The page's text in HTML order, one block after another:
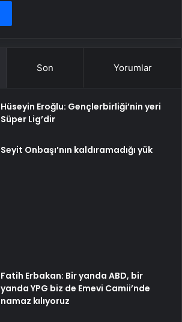
Son Yorumlar
Hüseyin Eroğlu: Gençlerbirliği’nin yeri
Süper Lig’dir
Seyit Onbaşı’nın kaldıramadığı yük
Fatih Erbakan: Bir yanda ABD, bir
yanda YPG biz de Emevi Camii’nde
namaz kılıyoruz